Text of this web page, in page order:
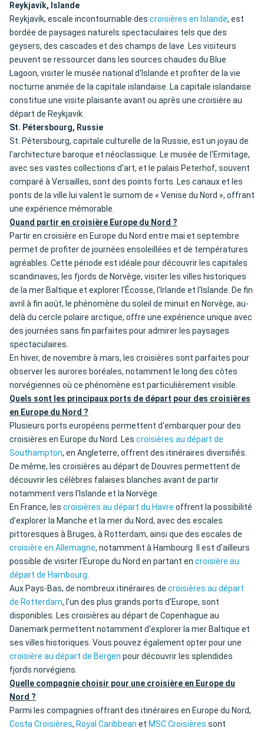
Reykjavík, Islande
Reykjavík, escale incontournable des croisières en Islande, est
bordée de paysages naturels spectaculaires tels que des
geysers, des cascades et des champs de lave. Les visiteurs
peuvent se ressourcer dans les sources chaudes du Blue
Lagoon, visiter le musée national d'Islande et profiter de la vie
nocturne animée de la capitale islandaise. La capitale islandaise
constitue une visite plaisante avant ou après une croisière au
départ de Reykjavik.
St. Pétersbourg, Russie
St. Pétersbourg, capitale culturelle de la Russie, est un joyau de
l'architecture baroque et néoclassique. Le musée de l'Ermitage,
avec ses vastes collections d'art, et le palais Peterhof, souvent
comparé à Versailles, sont des points forts. Les canaux et les
ponts de la ville lui valent le surnom de « Venise du Nord », offrant
une expérience mémorable.
Quand partir en croisière Europe du Nord ?
Partir en croisière en Europe du Nord entre mai et septembre
permet de profiter de journées ensoleillées et de températures
agréables. Cette période est idéale pour découvrir les capitales
scandinaves, les fjords de Norvège, visiter les villes historiques
de la mer Baltique et explorer l'Écosse, l'Irlande et l'Islande. De fin
avril à fin août, le phénomène du soleil de minuit en Norvège, au-
delà du cercle polaire arctique, offre une expérience unique avec
des journées sans fin parfaites pour admirer les paysages
spectaculaires.
En hiver, de novembre à mars, les croisières sont parfaites pour
observer les aurores boréales, notamment le long des côtes
norvégiennes où ce phénomène est particulièrement visible.
Quels sont les principaux ports de départ pour des croisières
en Europe du Nord ?
Plusieurs ports européens permettent d'embarquer pour des
croisières en Europe du Nord. Les croisières au départ de
Southampton, en Angleterre, offrent des itinéraires diversifiés.
De même, les croisières au départ de Douvres permettent de
découvrir les célèbres falaises blanches avant de partir
notamment vers l'Islande et la Norvège.
En France, les croisières au départ du Havre offrent la possibilité
d’explorer la Manche et la mer du Nord, avec des escales
pittoresques à Bruges, à Rotterdam, ainsi que des escales de
croisière en Allemagne, notamment à Hambourg. Il est d'ailleurs
possible de visiter l'Europe du Nord en partant en croisière au
départ de Hambourg
Aux Pays-Bas, de nombreux itinéraires de croisières au départ
de Rotterdam, l'un des plus grands ports d'Europe, sont
disponibles. Les croisières au départ de Copenhague au
Danemark permettent notamment d'explorer la mer Baltique et
ses villes historiques. Vous pouvez également opter pour une
croisière au départ de Bergen pour découvrir les splendides
fjords norvégiens.
Quelle compagnie choisir pour une croisière en Europe du
Nord ?
Parmi les compagnies offrant des itinéraires en Europe du Nord,
Costa Croisières, Royal Caribbean et MSC Croisières sont